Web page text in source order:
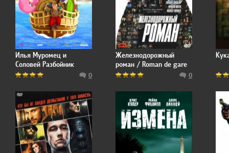
Илья Муромец и
Соловей Разбойник
0
Железнодорожный
роман / Roman de gare
0